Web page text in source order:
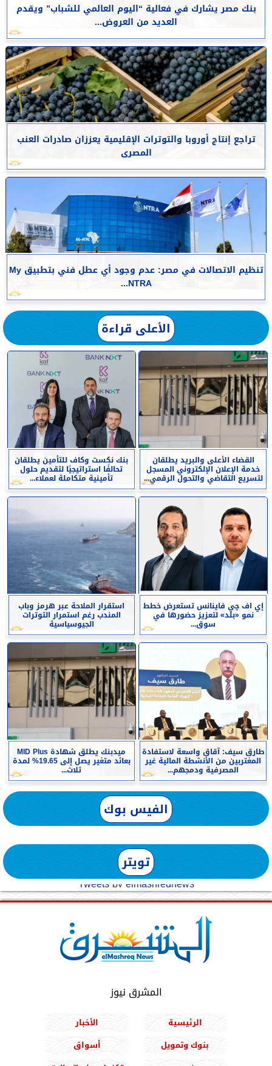
بنك مصر يشارك في فعالية “اليوم العالمي للشباب” ويقدم
العديد من العروض...
تراجع إنتاج أوروبا والتوترات الإقليمية يعززان صادرات العنب
المصرى
تنظيم الاتصالات في مصر: عدم وجود أي عطل فني بتطبيق My
NTRA...
الأعلى قراءة
القضاء الأعلى والبريد يطلقان
خدمة الإعلان الإلكتروني المسجل
لتسريع التقاضي والتحول الرقمي...
بنك نكست وكاف للتأمين يطلقان
تحالفًا استراتيجيًا لتقديم حلول
تأمينية متكاملة لعملاء...
إي اف چي فاينانس تستعرض خطط
نمو «بلد» لتعزيز حضورها في
سوق...
استقرار الملاحة عبر هرمز وباب
المندب رغم استمرار التوترات
الجيوسياسية
طارق سيف: آقاق واسعة لاستفادة
المغتربين من الأنشطة المالية غير
المصرفية ودمجهم...
ميدبنك يطلق شهادة MID Plus
بعائد متغير يصل إلى 19.65% لمدة
ثلاث...
الفيس بوك
تويتر
Tweets by elmashreqnews
المشرق نيوز
الرئيسية
الأخبار
بنوك وتمويل
أسواق